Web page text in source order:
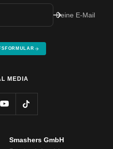
Deine E-Mail
MEDIA
Smashers GmbH